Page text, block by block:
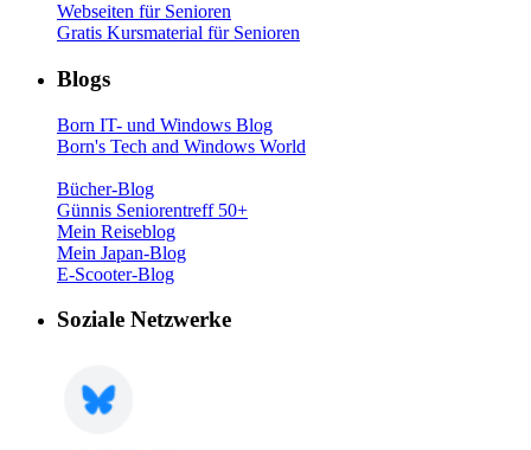
Webseiten für Senioren
Gratis Kursmaterial für Senioren
Blogs
Born IT- und Windows Blog
Born's Tech and Windows World
Bücher-Blog
Günnis Seniorentreff 50+
Mein Reiseblog
Mein Japan-Blog
E-Scooter-Blog
Soziale Netzwerke